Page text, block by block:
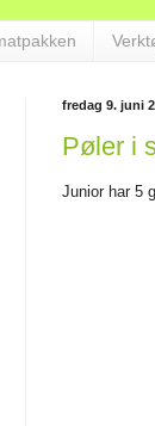
fredag 9. juni
Pøler i
Junior har 5